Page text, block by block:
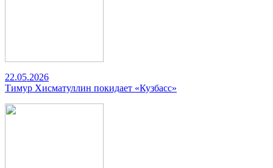
22.05.2026
Тимур Хисматуллин покидает «Кузбасс»